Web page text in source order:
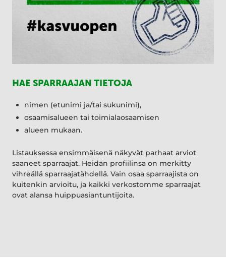
HAE SPARRAAJAN TIETOJA
nimen (etunimi ja/tai sukunimi),
osaamisalueen tai toimialaosaamisen
alueen mukaan.
Listauksessa ensimmäisenä näkyvät parhaat arviot
saaneet sparraajat. Heidän profiilinsa on merkitty
vihreällä sparraajatähdellä. Vain osaa sparraajista on
kuitenkin arvioitu, ja kaikki verkostomme sparraajat
ovat alansa huippuasiantuntijoita.